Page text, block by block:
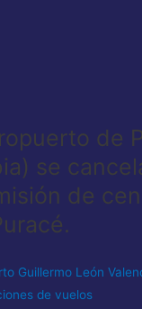
de
se
de
Guillermo León
de vuelos